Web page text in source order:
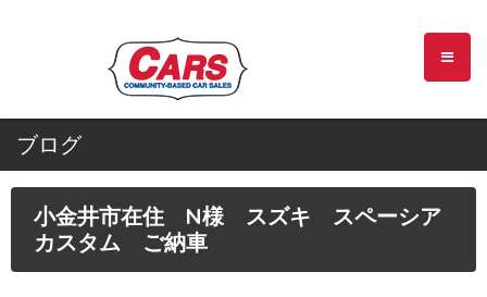
ブログ
小金井市在住 N様 スズキ スペーシア
カスタム ご納車